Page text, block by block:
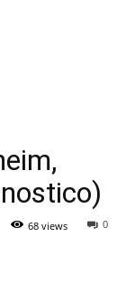
0
68 views